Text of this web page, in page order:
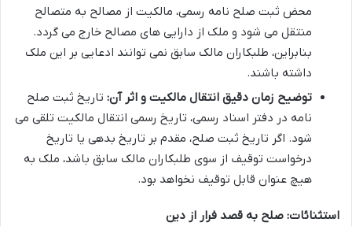
محض ثبت صلح نامه رسمی، مالکیت از مصالح به متصالح
منتقل می شود و ملک از دارایی های مصالح خارج می گردد.
بنابراین، طلبکاران مالک سابق نمی توانند ادعایی بر این ملک
داشته باشند.
توضیح زمان دقیق انتقال مالکیت و اثر آن: تاریخ ثبت صلح
نامه در دفتر اسناد رسمی، تاریخ رسمی انتقال مالکیت تلقی می
شود. اگر تاریخ ثبت صلح، مقدم بر تاریخ بدهی یا تاریخ
درخواست توقیف از سوی طلبکاران مالک سابق باشد، ملک به
هیچ عنوان قابل توقیف نخواهد بود.
استثنائات: صلح به قصد فرار از دین